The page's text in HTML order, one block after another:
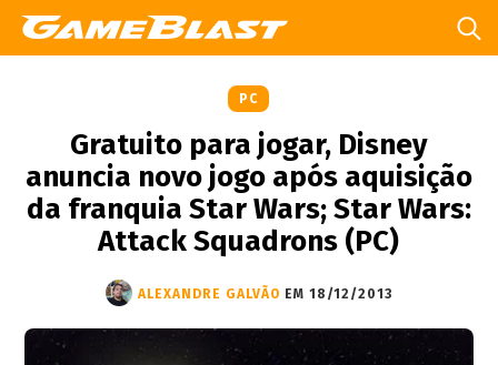
PC
Gratuito para jogar, Disney
anuncia novo jogo após aquisição
da franquia Star Wars; Star Wars:
Attack Squadrons (PC)
ALEXANDRE GALVÃO EM 18/12/2013